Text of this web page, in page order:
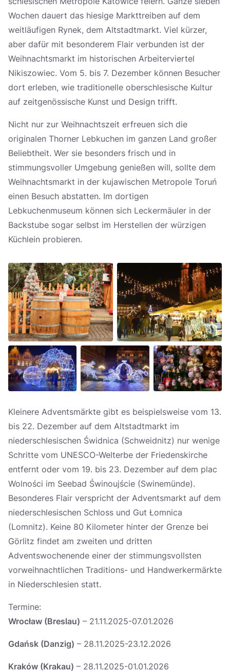
Wochen dauert das hiesige Markttreiben auf dem
weitläufigen Rynek, dem Altstadtmarkt. Viel kürzer,
aber dafür mit besonderem Flair verbunden ist der
Weihnachtsmarkt im historischen Arbeiterviertel
Nikiszowiec. Vom 5. bis 7. Dezember können Besucher
dort erleben, wie traditionelle oberschlesische Kultur
auf zeitgenössische Kunst und Design trifft.
Nicht nur zur Weihnachtszeit erfreuen sich die
originalen Thorner Lebkuchen im ganzen Land großer
Beliebtheit. Wer sie besonders frisch und in
stimmungsvoller Umgebung genießen will, sollte dem
Weihnachtsmarkt in der kujawischen Metropole Toruń
einen Besuch abstatten. Im dortigen
Lebkuchenmuseum können sich Leckermäuler in der
Backstube sogar selbst im Herstellen der würzigen
Küchlein probieren.
Kleinere Adventsmärkte gibt es beispielsweise vom 13.
bis 22. Dezember auf dem Altstadtmarkt im
niederschlesischen Świdnica (Schweidnitz) nur wenige
Schritte vom UNESCO-Welterbe der Friedenskirche
entfernt oder vom 19. bis 23. Dezember auf dem plac
Wolności im Seebad Świnoujście (Swinemünde).
Besonderes Flair verspricht der Adventsmarkt auf dem
niederschlesischen Schloss und Gut Łomnica
(Lomnitz). Keine 80 Kilometer hinter der Grenze bei
Görlitz findet am zweiten und dritten
Adventswochenende einer der stimmungsvollsten
vorweihnachtlichen Traditions- und Handwerkermärkte
in Niederschlesien statt.
Termine:
Wrocław (Breslau) – 21.11.2025-07.01.2026
Gdańsk (Danzig) – 28.11.2025-23.12.2026
Kraków (Krakau) – 28.11.2025-01.01.2026